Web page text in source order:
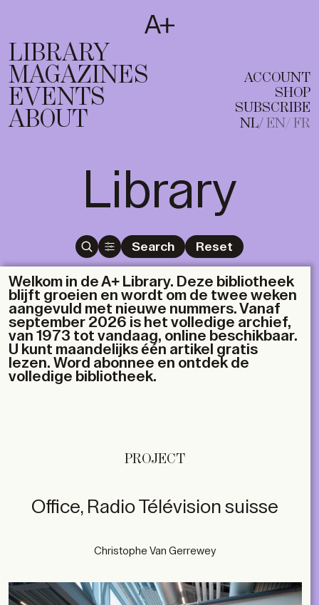
T
EN FR
LIBRARY
MAGAZINES
EVENTS
ABOUT
ACCOUNT
SHOP
SUBSCRIBE
NL EN FR
Library
Search Reset
Welkom in de A+ Library. Deze bibliotheek
blijft groeien en wordt om de twee weken
aangevuld met nieuwe nummers. Vanaf
september 2026 is het volledige archief,
van 1973 tot vandaag, online beschikbaar.
U kunt maandelijks één artikel gratis
lezen. Word abonnee en ontdek de
volledige bibliotheek.
PROJECT
Office, Radio Télévision suisse
Christophe Van Gerrewey